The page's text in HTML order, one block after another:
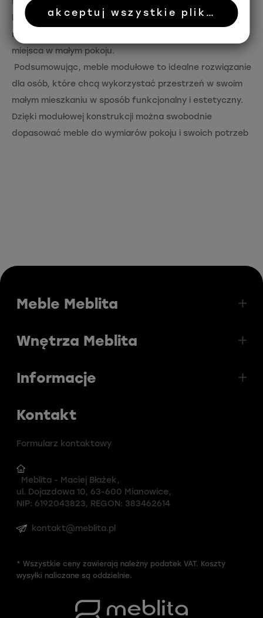
biurko do wymiarów pokoju. Biurko modułowe pozwala
na wygodną pracę, a jednocześnie na oszczędzenie
miejsca w małym pokoju.
Podsumowując, meble modułowe to idealne rozwiązanie
dla osób, które chcą wykorzystać przestrzeń w swoim
małym mieszkaniu w sposób funkcjonalny i estetyczny.
Dzięki modułowej konstrukcji można swobodnie
dopasować meble do wymiarów pokoju i swoich potrzeb
Meble Meblita
Wnętrza Meblita
Informacje
Kontakt
Formularz kontaktowy
Meblita - Maciej Błażek,
ul. Dojazdowa 10, 63-600 Mianowice,
NIP: 6192043823, REGON: 383462614
kontakt@meblita.pl
* Wszystkie ceny zawierają należny podatek VAT. Koszty
wysyłki naliczane są oddzielnie.
akceptuj wszystkie pliki cookie